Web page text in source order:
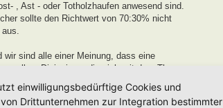
, Ast - oder Totholzhaufen anwesend sind.
sollte den Richtwert von 70:30% nicht
sind alle einer Meinung, dass eine
wollen. Diejenigen, die sich mit dem Thema
Werk sein können, und an die verleihen wir
einwilligungsbedürftige Cookies und
Drittunternehmen zur Integration bestimmter